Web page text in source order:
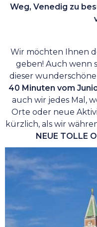
Weg, Venedig zu
Wir möchten Ihnen
geben! Auch wenn
dieser
40 Minuten vom
auch wir jedes Mal,
Orte oder neue
kürzlich, als wir
NEUE TOLLE